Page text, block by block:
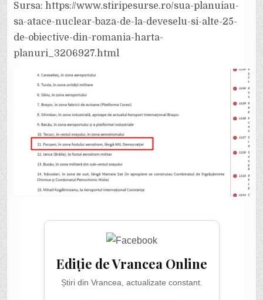
Sursa: https://www.stiripesurse.ro/sua-planuiau-
sa-atace-nuclear-baza-de-la-deveselu-si-alte-25-
de-obiective-din-romania-harta-
planuri_3206927.html
Ediție de Vrancea Online
Știri din Vrancea, actualizate constant.